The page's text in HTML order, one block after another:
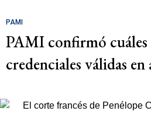
PAMI
PAMI confirmó cuáles
credenciales válidas